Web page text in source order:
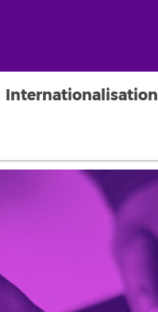
Internationalisation